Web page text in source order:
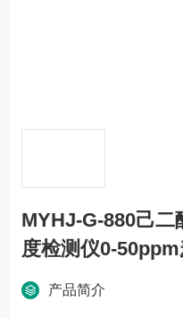
MYHJ-G-880己
度检测仪0-
产品简介